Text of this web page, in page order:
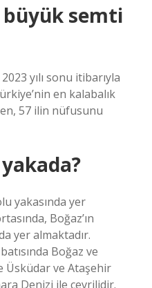
büyük semti
yılı sonu itibarıyla
en kalabalık
57 ilin nüfusunu
yakasında yer
Boğaz’ın
yer almaktadır.
Boğaz ve
Üsküdar ve Ataşehir
Denizi ile çevrilidir.